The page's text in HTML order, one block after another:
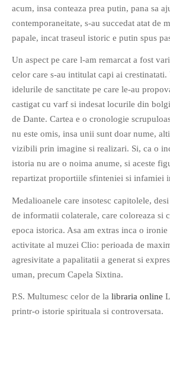
very letters of their titles!
RASFOIESTE
Ce fac?
Clasicul „Despre mine…”
Contact
Descarca povestirea Floare
Albastra!
Download 101 Movie
Acrostics!
PRIETENI APROPIATI
Victor Sosea – Designer
PRIETENI DIN AFARA BRESLEI
acum, insa conteaza prea putin, pana sa
contemporaneitate, s-au succedat atat de
papale, incat traseul istoric e putin spus
Un aspect pe care l-am remarcat a fost
celor care s-au intitulat capi ai
idelurile de sanctitate pe care le-au
castigat cu varf si indesat locurile din
de Dante. Cartea e o cronologie
nu este omis, insa unii sunt doar nume,
vizibili prin imagine si realizari. Si, ca o
istoria nu are o noima anume, si aceste
repartizat proportiile sfinteniei si infamiei
Medalioanele care insotesc capitolele,
de informatii colaterale, care coloreaza si
epoca istorica. Asa am extras inca o
activitate al muzei Clio: perioada de
agresivitate a papalitatii a generat si
uman, precum Capela Sixtina.
P.S. Multumesc celor de la libraria online
printr-o istorie spirituala si controversata.